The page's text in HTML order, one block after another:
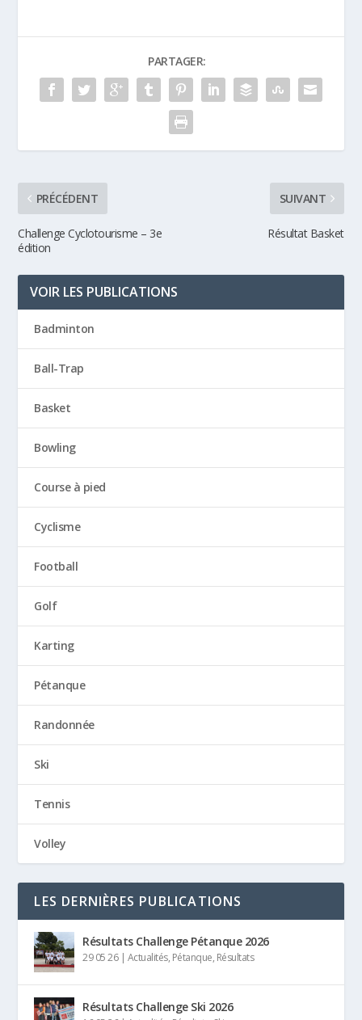
PARTAGER:
PRÉCÉDENT
Challenge Cyclotourisme – 3e
édition
SUIVANT
Résultat Basket
VOIR LES PUBLICATIONS
Badminton
Ball-Trap
Basket
Bowling
Course à pied
Cyclisme
Football
Golf
Karting
Pétanque
Randonnée
Ski
Tennis
Volley
LES DERNIÈRES PUBLICATIONS
Résultats Challenge Pétanque 2026
29 05 26| Actualités, Pétanque, Résultats
Résultats Challenge Ski 2026